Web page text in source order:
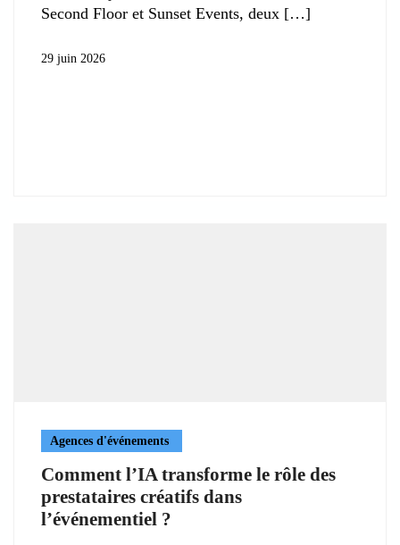
Second Floor et Sunset Events, deux
29 juin 2026
Agences d'événements
Comment l’IA transforme le rôle des
prestataires créatifs dans
l’événementiel ?